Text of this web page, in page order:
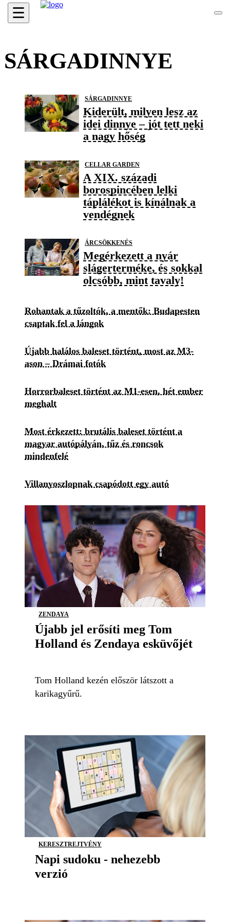
☰
SÁRGADINNYE
SÁRGADINNYE
Kiderült, milyen lesz az
idei dinnye – jót tett neki
a nagy hőség
CELLAR GARDEN
A XIX. századi
borospincében lelki
táplálékot is kínálnak a
vendégnek
ÁRCSÖKKENÉS
Megérkezett a nyár
slágerterméke, és sokkal
olcsóbb, mint tavaly!
Rohantak a tűzoltók, a mentők: Budapesten
csaptak fel a lángok
Újabb halálos baleset történt, most az M3-
ason – Drámai fotók
Horrorbaleset történt az M1-esen, hét ember
meghalt
Most érkezett: brutális baleset történt a
magyar autópályán, tűz és roncsok
mindenfelé
Villanyoszlopnak csapódott egy autó
ZENDAYA
Újabb jel erősíti meg Tom
Holland és Zendaya esküvőjét
Tom Holland kezén először látszott a
karikagyűrű.
KERESZTREJTVÉNY
Napi sudoku - nehezebb
verzió